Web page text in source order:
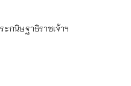
ะกนิษฐาธิราชเจ้าฯ